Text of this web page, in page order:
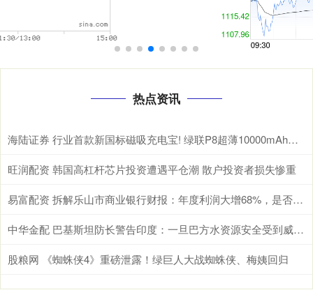
热点资讯
海陆证券 行业首款新国标磁吸充电宝! 绿联P8超薄10000mAh磁吸移动电源开启预约
旺润配资 韩国高杠杆芯片投资遭遇平仓潮 散户投资者损失惨重
易富配资 拆解乐山市商业银行财报：年度利润大增68%，是否可持续？
中华金配 巴基斯坦防长警告印度：一旦巴方水资源安全受到威胁，肯定与印度开战
股粮网 《蜘蛛侠4》重磅泄露！绿巨人大战蜘蛛侠、梅姨回归